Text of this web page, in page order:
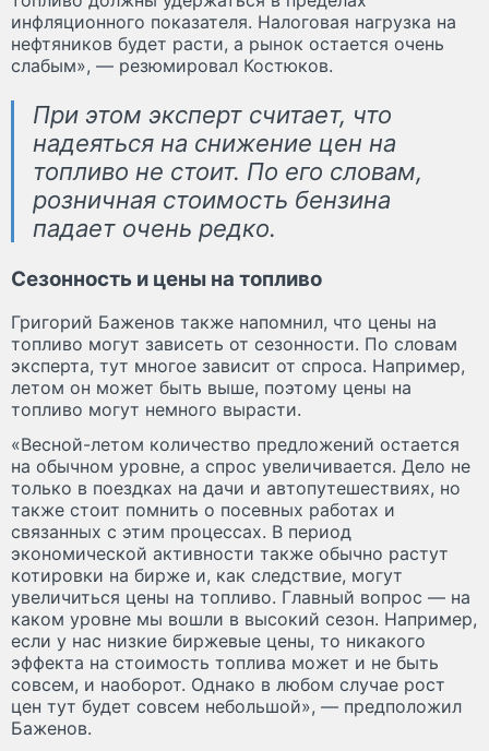
инфляционного показателя. Налоговая нагрузка на
нефтяников будет расти, а рынок остается очень
слабым», — резюмировал Костюков.
При этом эксперт считает, что
надеяться на снижение цен на
топливо не стоит. По его словам,
розничная стоимость бензина
падает очень редко.
Сезонность и цены на топливо
Григорий Баженов также напомнил, что цены на
топливо могут зависеть от сезонности. По словам
эксперта, тут многое зависит от спроса. Например,
летом он может быть выше, поэтому цены на
топливо могут немного вырасти.
«Весной-летом количество предложений остается
на обычном уровне, а спрос увеличивается. Дело не
только в поездках на дачи и автопутешествиях, но
также стоит помнить о посевных работах и
связанных с этим процессах. В период
экономической активности также обычно растут
котировки на бирже и, как следствие, могут
увеличиться цены на топливо. Главный вопрос — на
каком уровне мы вошли в высокий сезон. Например,
если у нас низкие биржевые цены, то никакого
эффекта на стоимость топлива может и не быть
совсем, и наоборот. Однако в любом случае рост
цен тут будет совсем небольшой», — предположил
Баженов.